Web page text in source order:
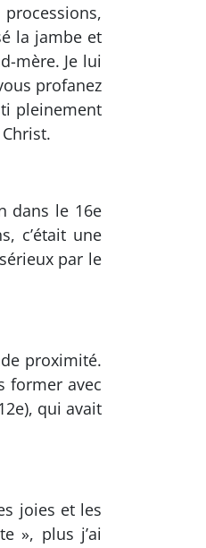
la jambe et
mère. Je lui
profanez
pleinement
dans le 16e
c’était une
par le
proximité.
former avec
qui avait
joies et les
», plus j’ai